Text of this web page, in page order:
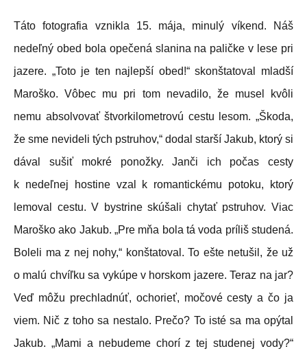
Táto fotografia vznikla 15. mája, minulý víkend. Náš
nedeľný obed bola opečená slanina na paličke v lese pri
jazere. „Toto je ten najlepší obed!“ skonštatoval mladší
Maroško. Vôbec mu pri tom nevadilo, že musel kvôli
nemu absolvovať štvorkilometrovú cestu lesom. „Škoda,
že sme nevideli tých pstruhov,“ dodal starší Jakub, ktorý si
dával sušiť mokré ponožky. Janči ich počas cesty
k nedeľnej hostine vzal k romantickému potoku, ktorý
lemoval cestu. V bystrine skúšali chytať pstruhov. Viac
Maroško ako Jakub. „Pre mňa bola tá voda príliš studená.
Boleli ma z nej nohy,“ konštatoval. To ešte netušil, že už
o malú chvíľku sa vykúpe v horskom jazere. Teraz na jar?
Veď môžu prechladnúť, ochorieť, močové cesty a čo ja
viem. Nič z toho sa nestalo. Prečo? To isté sa ma opýtal
Jakub. „Mami a nebudeme chorí z tej studenej vody?“